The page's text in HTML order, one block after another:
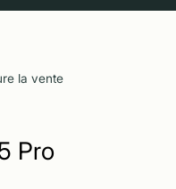
la vente
Pro